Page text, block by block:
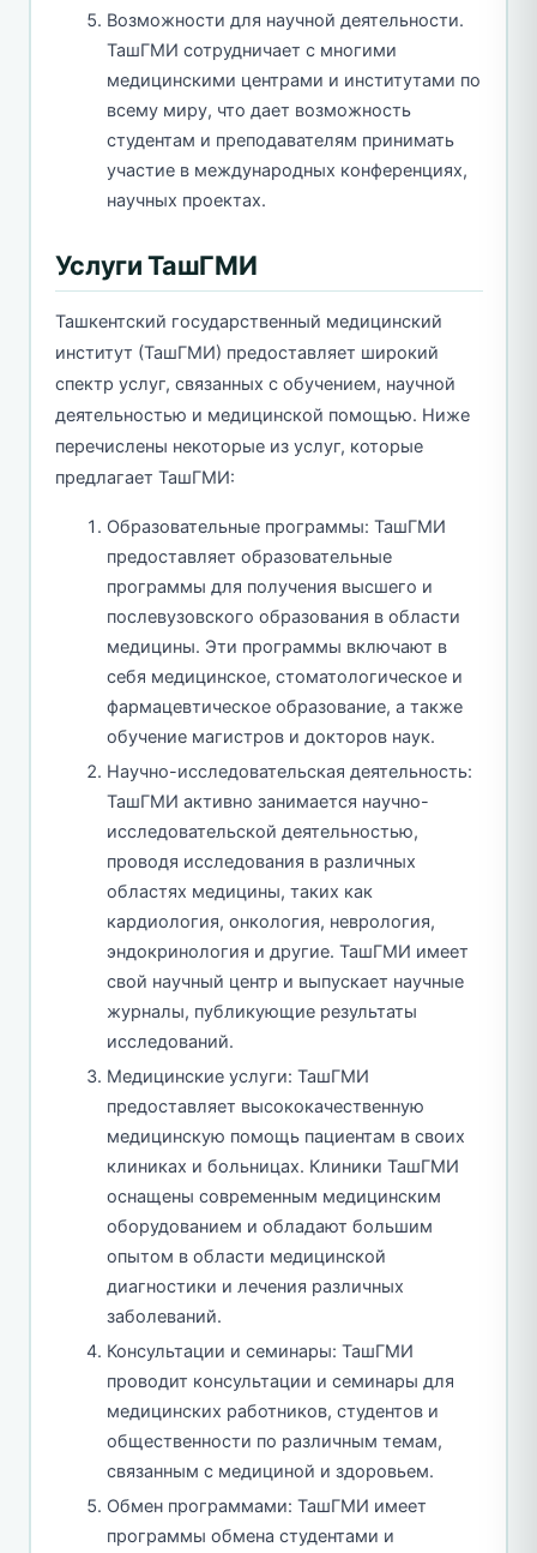
Возможности для научной деятельности.
ТашГМИ сотрудничает с многими
медицинскими центрами и институтами по
всему миру, что дает возможность
студентам и преподавателям принимать
участие в международных конференциях,
научных проектах.
Услуги ТашГМИ
Ташкентский государственный медицинский
институт (ТашГМИ) предоставляет широкий
спектр услуг, связанных с обучением, научной
деятельностью и медицинской помощью. Ниже
перечислены некоторые из услуг, которые
предлагает ТашГМИ:
Образовательные программы: ТашГМИ
предоставляет образовательные
программы для получения высшего и
послевузовского образования в области
медицины. Эти программы включают в
себя медицинское, стоматологическое и
фармацевтическое образование, а также
обучение магистров и докторов наук.
Научно-исследовательская деятельность:
ТашГМИ активно занимается научно-
исследовательской деятельностью,
проводя исследования в различных
областях медицины, таких как
кардиология, онкология, неврология,
эндокринология и другие. ТашГМИ имеет
свой научный центр и выпускает научные
журналы, публикующие результаты
исследований.
Медицинские услуги: ТашГМИ
предоставляет высококачественную
медицинскую помощь пациентам в своих
клиниках и больницах. Клиники ТашГМИ
оснащены современным медицинским
оборудованием и обладают большим
опытом в области медицинской
диагностики и лечения различных
заболеваний.
Консультации и семинары: ТашГМИ
проводит консультации и семинары для
медицинских работников, студентов и
общественности по различным темам,
связанным с медициной и здоровьем.
Обмен программами: ТашГМИ имеет
программы обмена студентами и